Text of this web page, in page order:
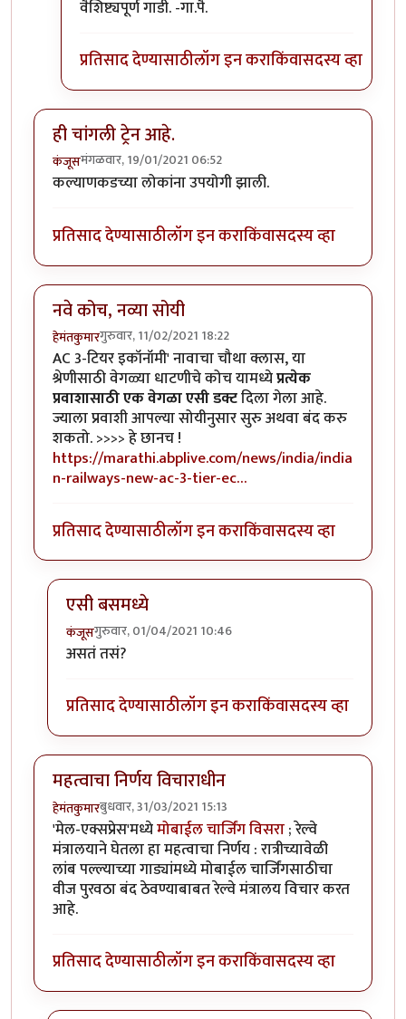
वैशिष्ट्यपूर्ण गाडी. -गा.पै.
प्रतिसाद देण्यासाठीलॉग इन कराकिंवासदस्य व्हा
ही चांगली ट्रेन आहे.
कंजूसमंगळवार, 19/01/2021 06:52
कल्याणकडच्या लोकांना उपयोगी झाली.
प्रतिसाद देण्यासाठीलॉग इन कराकिंवासदस्य व्हा
नवे कोच, नव्या सोयी
हेमंतकुमारगुरुवार, 11/02/2021 18:22
AC 3-टियर इकॉनॉमी' नावाचा चौथा क्लास, या
श्रेणीसाठी वेगळ्या धाटणीचे कोच यामध्येप्रत्येक
प्रवाशासाठी एक वेगळा एसी डक्टदिला गेला आहे.
ज्याला प्रवाशी आपल्या सोयीनुसार सुरु अथवा बंद करु
शकतो. >>>> हे छानच !
https://marathi.abplive.com/news/india/india
n-railways-new-ac-3-tier-ec…
प्रतिसाद देण्यासाठीलॉग इन कराकिंवासदस्य व्हा
एसी बसमध्ये
कंजूसगुरुवार, 01/04/2021 10:46
In reply to
असतं तसं?
प्रतिसाद देण्यासाठीलॉग इन कराकिंवासदस्य व्हा
महत्वाचा निर्णय विचाराधीन
हेमंतकुमारबुधवार, 31/03/2021 15:13
'मेल-एक्सप्रेस'मध्येमोबाईल चार्जिंग विसरा; रेल्वे
मंत्रालयाने घेतला हा महत्वाचा निर्णय : रात्रीच्यावेळी
लांब पल्ल्याच्या गाड्यांमध्ये मोबाईल चार्जिंगसाठीचा
वीज पुरवठा बंद ठेवण्याबाबत रेल्वे मंत्रालय विचार करत
आहे.
प्रतिसाद देण्यासाठीलॉग इन कराकिंवासदस्य व्हा